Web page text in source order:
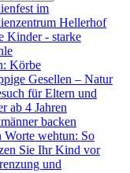
im
Hellerhof
Kinder - starke
Körbe
Gesellen – Natur
für Eltern und
ab 4 Jahren
backen
Worte wehtun: So
Sie Ihr Kind vor
und